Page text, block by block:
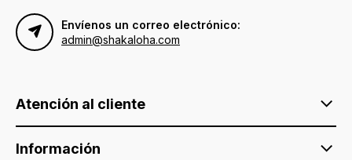
Envíenos un correo electrónico:
admin@shakaloha.com
Atención al cliente
Información